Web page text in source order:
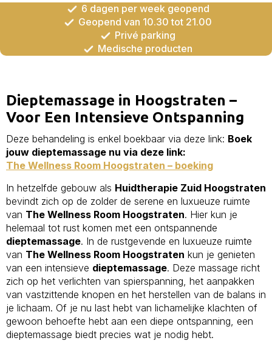
6 dagen per week geopend
Geopend van 10.30 tot 21.00
Privé parking
Medische producten
Dieptemassage in Hoogstraten –
Voor Een Intensieve Ontspanning
Deze behandeling is enkel boekbaar via deze link: Boek
jouw dieptemassage nu via deze link:
The Wellness Room Hoogstraten – boeking
In hetzelfde gebouw als Huidtherapie Zuid Hoogstraten
bevindt zich op de zolder de serene en luxueuze ruimte
van The Wellness Room Hoogstraten. Hier kun je
helemaal tot rust komen met een ontspannende
dieptemassage. In de rustgevende en luxueuze ruimte
van The Wellness Room Hoogstraten kun je genieten
van een intensieve dieptemassage. Deze massage richt
zich op het verlichten van spierspanning, het aanpakken
van vastzittende knopen en het herstellen van de balans in
je lichaam. Of je nu last hebt van lichamelijke klachten of
gewoon behoefte hebt aan een diepe ontspanning, een
dieptemassage biedt precies wat je nodig hebt.